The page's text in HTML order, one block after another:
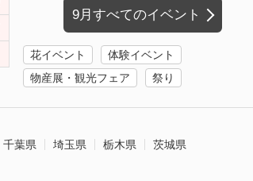
9月すべてのイベント
花イベント
体験イベント
物産展・観光フェア
祭り
千葉県 埼玉県 栃木県
茨城県